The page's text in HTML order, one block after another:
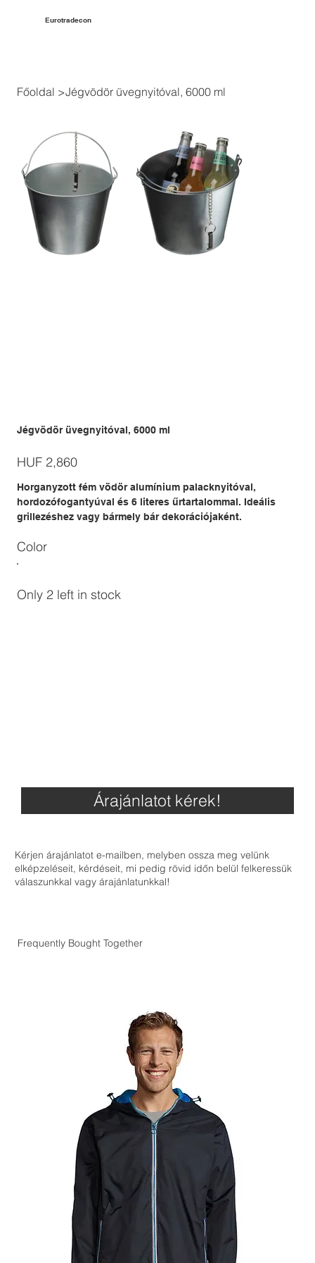
Eurotradecon
Főoldal >Jégvödör üvegnyitóval, 6000 ml
Jégvödör üvegnyitóval, 6000 ml
Price
HUF 2,860
Horganyzott fém vödör alumínium palacknyitóval,
hordozófogantyúval és 6 literes űrtartalommal. Ideális
grillezéshez vagy bármely bár dekorációjaként.
Color
Only 2 left in stock
Árajánlatot kérek!
Kérjen árajánlatot e-mailben, melyben ossza meg velünk
elképzeléseit, kérdéseit, mi pedig rövid időn belül felkeressük
válaszunkkal vagy árajánlatunkkal!
Frequently Bought Together